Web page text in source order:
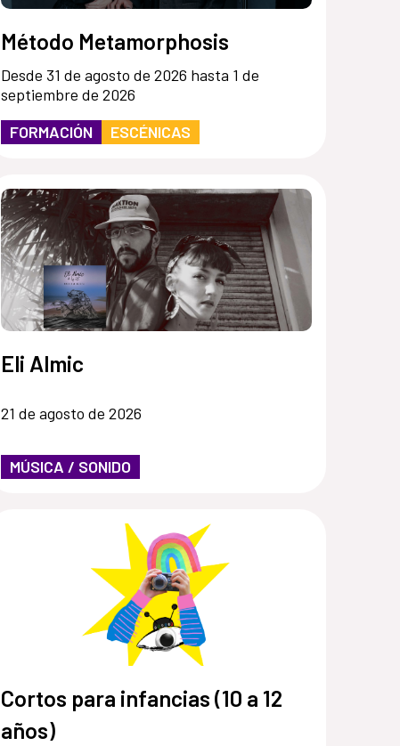
Método Metamorphosis
Desde 31 de agosto de 2026 hasta 1 de
septiembre de 2026
FORMACIÓN
ESCÉNICAS
Eli Almic
21 de agosto de 2026
MÚSICA / SONIDO
Cortos para infancias (10 a 12
años)